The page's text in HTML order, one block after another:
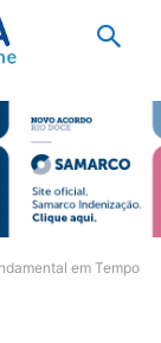
em Tempo